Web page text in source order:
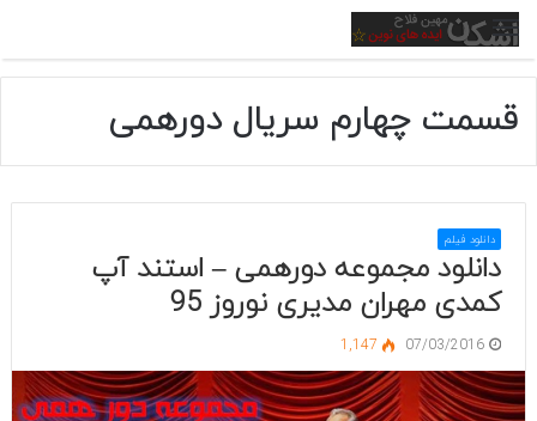
منو
قسمت چهارم سریال دورهمی
دانلود فیلم
دانلود مجموعه دورهمی – استند آپ
کمدی مهران مدیری نوروز 95
07/03/2016
1,147